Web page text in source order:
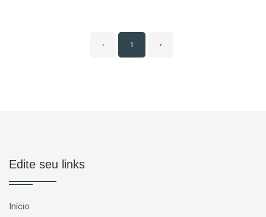
‹ 1 ›
Edite seu links
Início